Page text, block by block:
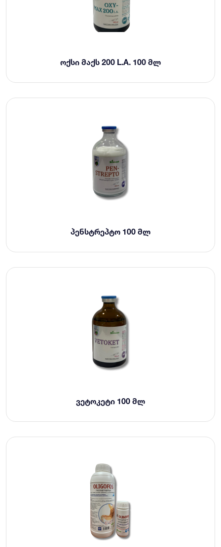
ᲝᲥᲡᲘ ᲛᲐᲥᲡ 200 L.A. 100 ᲛᲚ
ᲞᲔᲜᲡᲢᲠᲔᲞᲢᲝ 100 ᲛᲚ
ᲕᲔᲢᲝᲙᲔᲢᲘ 100 ᲛᲚ